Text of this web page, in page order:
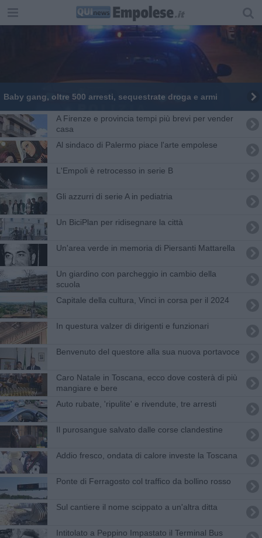
Baby gang, oltre 500 arresti, sequestrate droga e armi
A Firenze e provincia tempi più brevi per vender
casa
Al sindaco di Palermo piace l'arte empolese
L'Empoli è retrocesso in serie B
Gli azzurri di serie A in pediatria
Un BiciPlan per ridisegnare la città
Un'area verde in memoria di Piersanti Mattarella
Un giardino con parcheggio in cambio della
scuola
Capitale della cultura, Vinci in corsa per il 2024
In questura valzer di dirigenti e funzionari
Benvenuto del questore alla sua nuova portavoce
Caro Natale in Toscana, ecco dove costerà di più
mangiare e bere
Auto rubate, 'ripulite' e rivendute, tre arresti
Il purosangue salvato dalle corse clandestine
Addio fresco, ondata di calore investe la Toscana
Ponte di Ferragosto col traffico da bollino rosso
Sul cantiere il nome scippato a un'altra ditta
Intitolato a Peppino Impastato il Terminal Bus